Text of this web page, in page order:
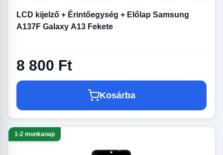
LCD kijelző + Érintőegység + Előlap Samsung
A137F Galaxy A13 Fekete
8 800 Ft
Kosárba
1-2 munkanap